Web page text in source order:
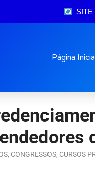
SITE
Página
, CONGRESSOS, CURSOS